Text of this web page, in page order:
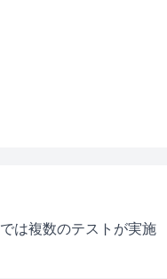
は複数のテストが実施